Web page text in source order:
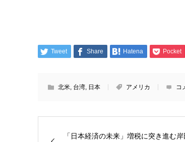
Tweet Share Hatena Pocket
北米, 台湾, 日本 アメリカ コ
「日本経済の未来」増税に突き進む